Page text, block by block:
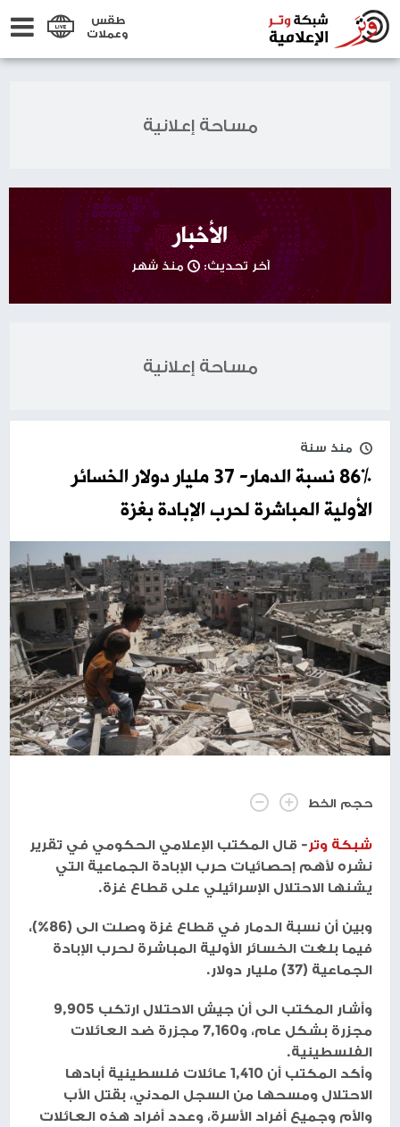
طقس
وعملات
مساحة إعلانية
الأخبار
آخر تحديث: منذ شهر
مساحة إعلانية
منذ سنة
86% نسبة الدمار- 37 مليار دولار الخسائر
الأولية المباشرة لحرب الإبادة بغزة
حجم الخط
شبكة وتر - قال المكتب الإعلامي الحكومي في تقرير
نشره لأهم إحصائيات حرب الإبادة الجماعية التي
يشنها الاحتلال الإسرائيلي على قطاع غزة.
وبين أن نسبة الدمار في قطاع غزة وصلت الى (86%)،
فيما بلغت الخسائر الأولية المباشرة لحرب الإبادة
الجماعية (37) مليار دولار.
وأشار المكتب الى أن جيش الاحتلال ارتكب 9,905
مجزرة بشكل عام، و7,160 مجزرة ضد العائلات
الفلسطينية.
وأكد المكتب أن 1,410 عائلات فلسطينية أبادها
الاحتلال ومسحها من السجل المدني، بقتل الأب
والأم وجميع أفراد الأسرة، وعدد أفراد هذه العائلات